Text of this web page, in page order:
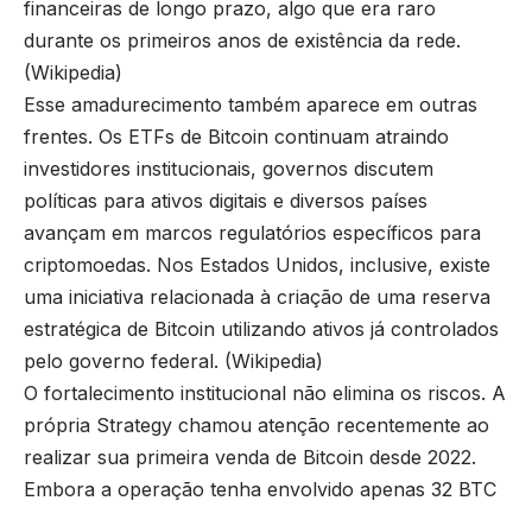
financeiras de longo prazo, algo que era raro
durante os primeiros anos de existência da rede.
(Wikipedia)
Esse amadurecimento também aparece em outras
frentes. Os ETFs de Bitcoin continuam atraindo
investidores institucionais, governos discutem
políticas para ativos digitais e diversos países
avançam em marcos regulatórios específicos para
criptomoedas. Nos Estados Unidos, inclusive, existe
uma iniciativa relacionada à criação de uma reserva
estratégica de Bitcoin utilizando ativos já controlados
pelo governo federal. (Wikipedia)
O fortalecimento institucional não elimina os riscos. A
própria Strategy chamou atenção recentemente ao
realizar sua primeira venda de Bitcoin desde 2022.
Embora a operação tenha envolvido apenas 32 BTC